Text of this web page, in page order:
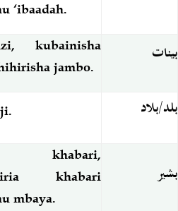
‘ibaadah.
kubainisha
jambo.
بينات
بلد/بلاد
khabari,
khabari
mbaya.
بشير